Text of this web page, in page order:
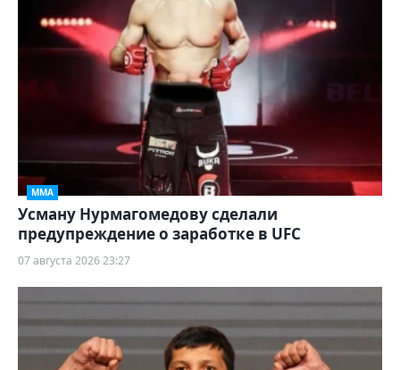
ММА
Усману Нурмагомедову сделали
предупреждение о заработке в UFC
07 августа 2026 23:27